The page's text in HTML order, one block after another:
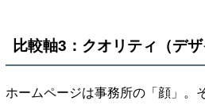
比較軸3：クオリティ（デザ
ホームページは事務所の「顔」。